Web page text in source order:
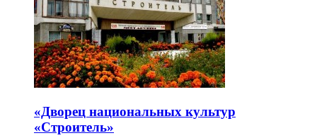
«Дворец национальных культур
«Строитель»